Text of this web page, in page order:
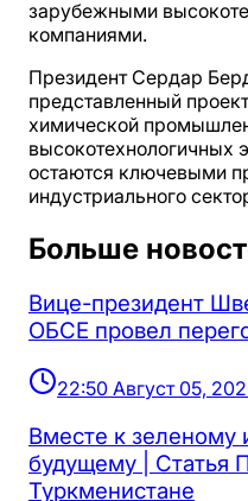
зарубежными
компаниями.
Президент Сердар
представленный
химической
высокотехнологичных
остаются ключевыми
индустриального
Больше
Вице-президент
ОБСЕ провел
22:50 Август 05,
Вместе к зеленому
будущему | Статья
Туркменистане